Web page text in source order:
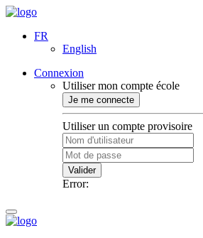
FR
English
Connexion
Utiliser mon compte école
Je me connecte
Utiliser un compte provisoire
Valider
Error: